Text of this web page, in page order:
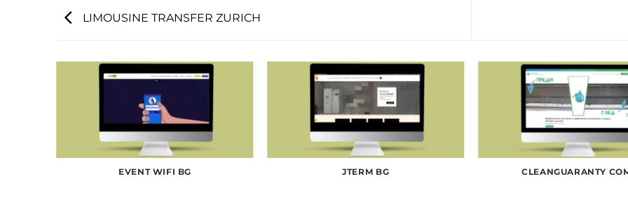
LIMOUSINE TRANSFER ZURICH
EVENT WIFI BG JTERM BG CLEANGUARANTY